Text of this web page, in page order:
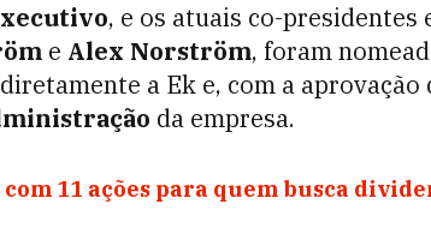
, e os atuais co-presidentes
e Alex Norström, foram
a Ek e, com a aprovação
da empresa.
11 ações para quem busca